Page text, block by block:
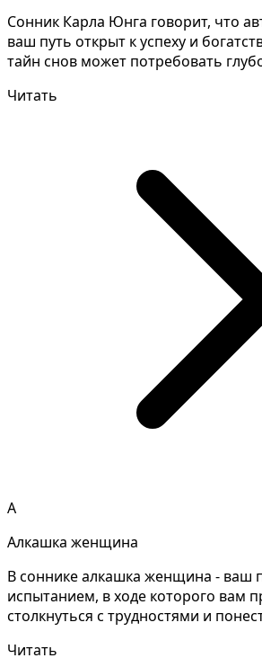
Сонник Карла Юнга говорит, что
ваш путь открыт к успеху и
Читать
А
Алкашка женщина
В соннике алкашка женщина - ваш
испытанием, в ходе которого вам
столкнуться с трудностями и
Читать